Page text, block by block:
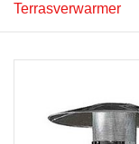
Terrasverwarmer